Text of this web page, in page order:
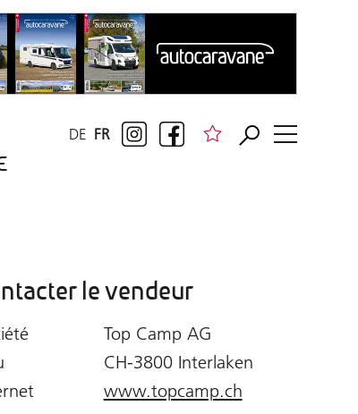
FR
DE
le vendeur
Top Camp AG
CH-3800 Interlaken
www.topcamp.ch